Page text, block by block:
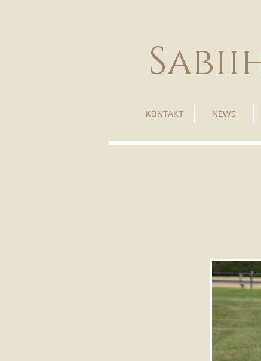
KONTAKT NEWS